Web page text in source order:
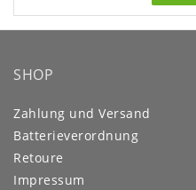
SHOP
Zahlung und Versand
Batterieverordnung
Retoure
Impressum